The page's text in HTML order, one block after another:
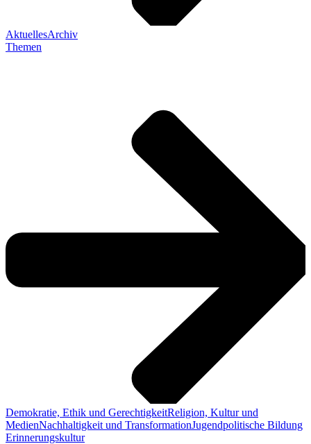
AktuellesArchiv
Themen
Demokratie, Ethik und GerechtigkeitReligion, Kultur und
MedienNachhaltigkeit und TransformationJugendpolitische Bildung
Erinnerungskultur